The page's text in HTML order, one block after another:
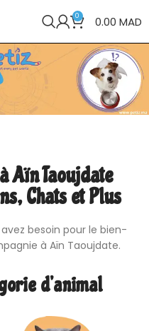
0 0.00 MAD
Aïn Taoujdate
Chats et Plus
besoin pour le bien-
à Aïn Taoujdate.
d’animal